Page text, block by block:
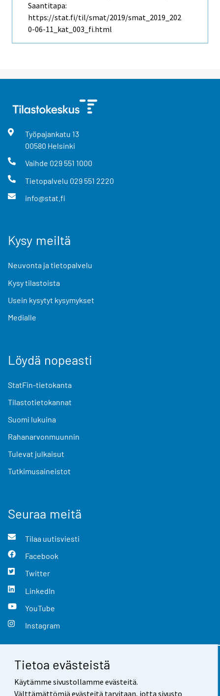
Tietoa evästeistä
Käytämme sivustollamme evästeitä.
Välttämättömiä evästeitä tarvitaan, jotta sivusto
Saantitapa:
https://stat.fi/til/smat/2019/smat_2019_202
0-06-11_kat_003_fi.html
Työpajankatu 13
00580 Helsinki
Vaihde 029 551 1000
Tietopalvelu 029 551 2220
info@stat.fi
Kysy meiltä
Neuvonta ja tietopalvelu
Kysy tilastoista
Usein kysytyt kysymykset
Medialle
Löydä nopeasti
StatFin-tietokanta
Tilastotietokannat
Suomi lukuina
Rahanarvonmuunnin
Tulevat julkaisut
Tutkimusaineistot
Seuraa meitä
Tilaa uutisviesti
Facebook
Twitter
LinkedIn
YouTube
Instagram
Yhteystiedot
Palaute